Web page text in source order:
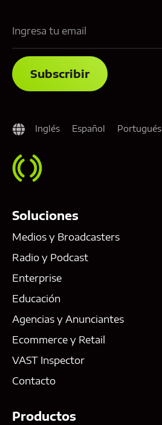
Inglés Español Portugués
Soluciones
Medios y Broadcasters
Radio y Podcast
Enterprise
Educación
Agencias y Anunciantes
Ecommerce y Retail
VAST Inspector
Contacto
Productos